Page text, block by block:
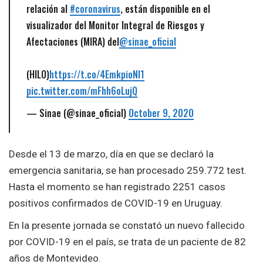
relación al #coronavirus, están disponible en el
visualizador del Monitor Integral de Riesgos y
Afectaciones (MIRA) del@sinae_oficial
(HILO)https://t.co/4EmkpioNI1
pic.twitter.com/mFhh6oLujQ
— Sinae (@sinae_oficial) October 9, 2020
Desde el 13 de marzo, día en que se declaró la
emergencia sanitaria, se han procesado 259.772 test.
Hasta el momento se han registrado 2251 casos
positivos confirmados de COVID-19 en Uruguay.
En la presente jornada se constató un nuevo fallecido
por COVID-19 en el país, se trata de un paciente de 82
años de Montevideo.